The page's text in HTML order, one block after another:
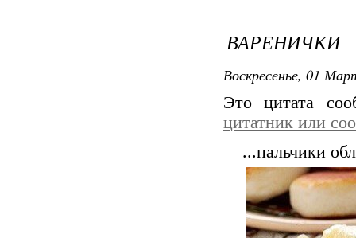
ВАРЕНИЧКИ
Воскресенье, 01
Это цитата
цитатник или
...пальчики